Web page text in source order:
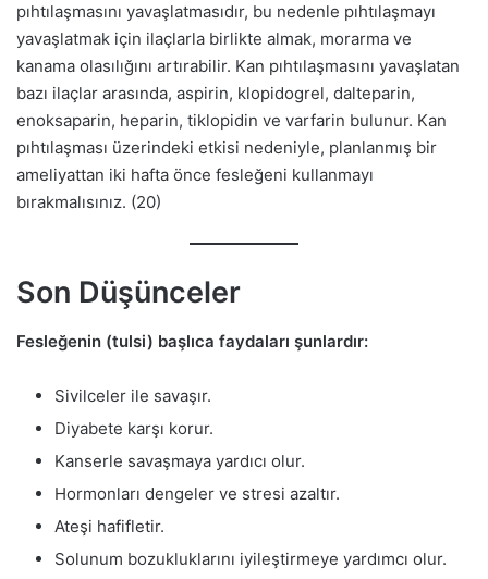
pıhtılaşmasını yavaşlatmasıdır, bu nedenle pıhtılaşmayı
yavaşlatmak için ilaçlarla birlikte almak, morarma ve
kanama olasılığını artırabilir. Kan pıhtılaşmasını yavaşlatan
bazı ilaçlar arasında, aspirin, klopidogrel, dalteparin,
enoksaparin, heparin, tiklopidin ve varfarin bulunur. Kan
pıhtılaşması üzerindeki etkisi nedeniyle, planlanmış bir
ameliyattan iki hafta önce fesleğeni kullanmayı
bırakmalısınız. (20)
Son Düşünceler
Fesleğenin (tulsi) başlıca faydaları şunlardır:
Sivilceler ile savaşır.
Diyabete karşı korur.
Kanserle savaşmaya yardıcı olur.
Hormonları dengeler ve stresi azaltır.
Ateşi hafifletir.
Solunum bozukluklarını iyileştirmeye yardımcı olur.